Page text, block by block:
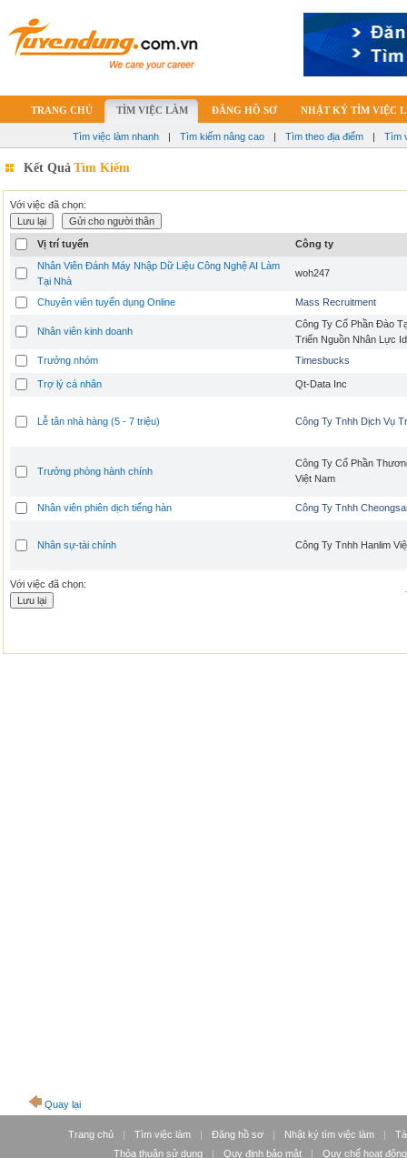
TRANG CHỦ TÌM VIỆC LÀM ĐĂNG HỒ SƠ NHẬT KÝ TÌM VIỆC
Tìm việc làm nhanh | Tìm kiếm nâng cao | Tìm theo địa điểm | Tìm
Kết Quả Tìm Kiếm
Với việc đã chọn:
Vị trí tuyển
Công ty
Nhân Viên Đánh Máy Nhập Dữ Liệu Công Nghệ AI Làm
Tại Nhà
woh247
Chuyên viên tuyển dụng Online Mass Recruitment
Nhân viên kinh doanh
Công Ty Cổ Phần Đào
Triển Nguồn Nhân Lực
Trưởng nhóm
Timesbucks
Trợ lý cá nhân Qt-Data Inc
Lễ tân nhà hàng (5 - 7 triệu) Công Ty Tnhh Dịch Vụ
Trưởng phòng hành chính
Công Ty Cổ Phần
Việt Nam
Nhân viên phiên dịch tiếng hàn Công Ty Tnhh
Nhân sự-tài chính Công Ty Tnhh Hanlim
Với việc đã chọn:
Quay lại
Trang chủ | Tìm việc làm | Đăng hồ sơ | Nhật ký tìm việc làm |
Thỏa thuận sử dụng
| Quy định bảo mật |
Quy chế hoạt động